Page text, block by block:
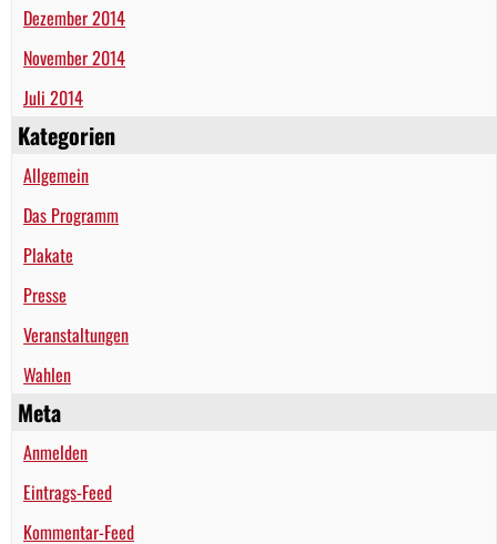
Dezember 2014
November 2014
Juli 2014
Kategorien
Allgemein
Das Programm
Plakate
Presse
Veranstaltungen
Wahlen
Meta
Anmelden
Eintrags-Feed
Kommentar-Feed